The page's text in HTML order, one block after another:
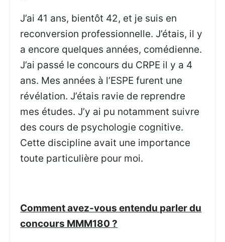
J’ai 41 ans, bientôt 42, et je suis en
reconversion professionnelle. J’étais, il y
a encore quelques années, comédienne.
J’ai passé le concours du CRPE il y a 4
ans. Mes années à l’ESPE furent une
révélation. J’étais ravie de reprendre
mes études. J’y ai pu notamment suivre
des cours de psychologie cognitive.
Cette discipline avait une importance
toute particulière pour moi.
Comment avez-vous entendu parler du
concours MMM180 ?